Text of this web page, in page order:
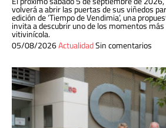
volverá a abrir las puertas de sus viñedos
edición de ‘Tiempo de Vendimia’, una
invita a descubrir uno de los momentos
vitivinícola.
05/08/2026ActualidadSin comentarios